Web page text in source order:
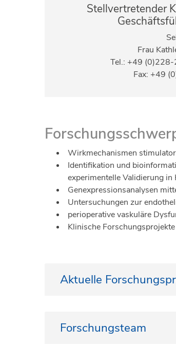
Stellvertretender
Frau
Tel.: +49
Fax: +49
Wirkmechanismen
Identifikation und
experimentelle Validierung in
Genexpressionsanalysen
Untersuchungen zur
perioperative vaskuläre
Klinische
Aktuelle
Untersuchung der
Untersuchung zum
Forschungsteam